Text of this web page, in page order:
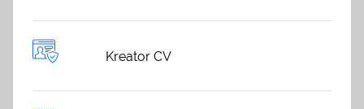
Kreator CV